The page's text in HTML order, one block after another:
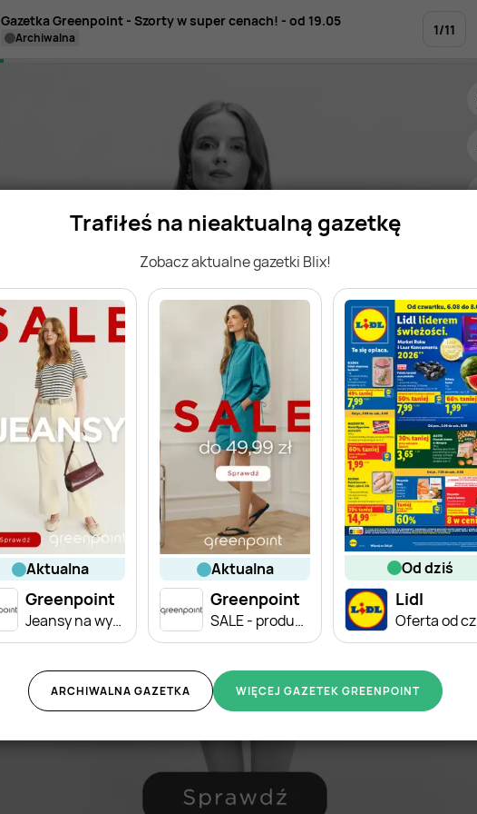
Trafiłeś na nieaktualną gazetkę
Zobacz aktualne gazetki Blix!
aktualna
Greenpoint
Jeansy na wyprzedaży
aktualna
Greenpoint
SALE - produkty za 49,99 zł
od dziś
Lidl
WIĘCEJ GAZETEK GREENPOINT
ARCHIWALNA GAZETKA
Gazetka Greenpoint - Szorty w super cenach! - od 19.05
archiwalna 1/11